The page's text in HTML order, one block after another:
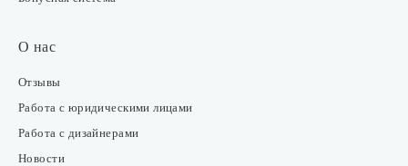
О нас
Отзывы
Работа с юридическими лицами
Работа с дизайнерами
Новости